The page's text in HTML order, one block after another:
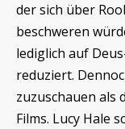
der sich über
beschweren
lediglich auf
reduziert.
zuzuschauen als
Films. Lucy Hale